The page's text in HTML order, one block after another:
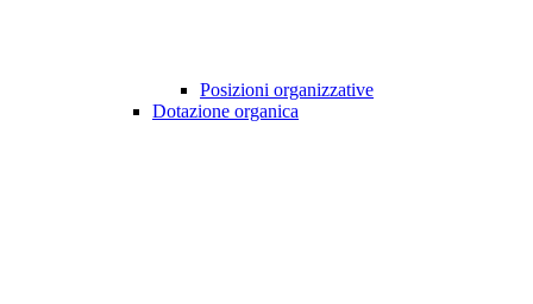
Posizioni organizzative
Dotazione organica